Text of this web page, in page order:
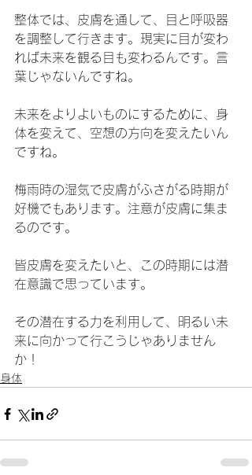
整体では、皮膚を通して、目と呼吸器
を調整して行きます。現実に目が変わ
れば未来を観る目も変わるんです。言
葉じゃないんですね。
未来をよりよいものにするために、身
体を変えて、空想の方向を変えたいん
ですね。
梅雨時の湿気で皮膚がふさがる時期が
好機でもあります。注意が皮膚に集ま
るのです。
皆皮膚を変えたいと、この時期には潜
在意識で思っています。
その潜在する力を利用して、明るい未
来に向かって行こうじゃありません
か！
身体